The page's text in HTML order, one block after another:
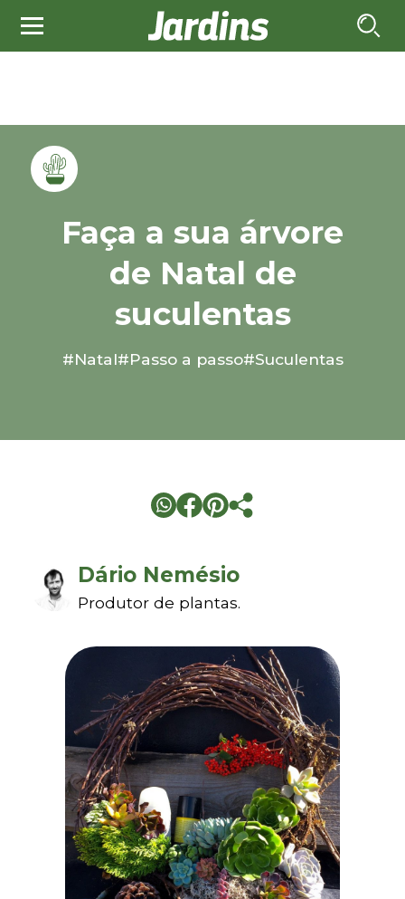
Faça a sua árvore
de Natal de
suculentas
#Natal#Passo a passo#Suculentas
Dário Nemésio
Produtor de plantas.